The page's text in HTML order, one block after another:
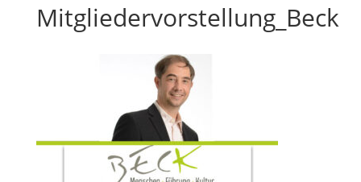
Mitgliedervorstellung_Beck